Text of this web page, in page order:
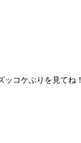
コケぶりを見てね！